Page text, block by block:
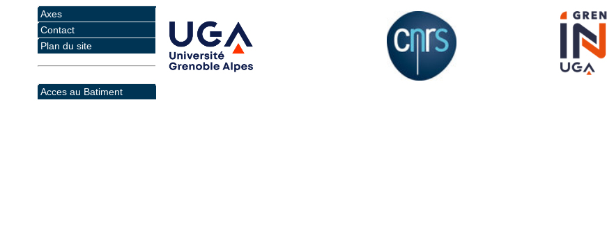
Axes
Contact
Plan du site
Acces au Batiment